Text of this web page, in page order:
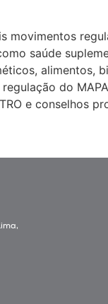
movimentos
saúde
alimentos,
do
e conselhos